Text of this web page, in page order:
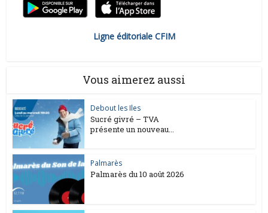
Ligne éditoriale CFIM
Vous aimerez aussi
Debout les Iles
Sucré givré – TVA
présente un nouveau...
Palmarès
Palmarès du 10 août 2026